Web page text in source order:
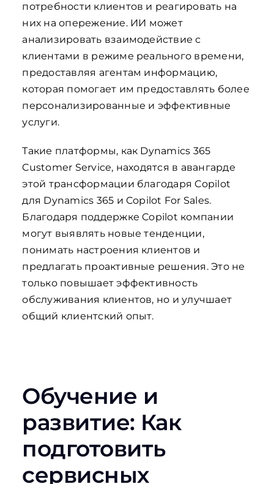
потребности клиентов и реагировать на
них на опережение. ИИ может
анализировать взаимодействие с
клиентами в режиме реального времени,
предоставляя агентам информацию,
которая помогает им предоставлять более
персонализированные и эффективные
услуги.
Такие платформы, как Dynamics 365
Customer Service, находятся в авангарде
этой трансформации благодаря Copilot
для Dynamics 365 и Copilot For Sales.
Благодаря поддержке Copilot компании
могут выявлять новые тенденции,
понимать настроения клиентов и
предлагать проактивные решения. Это не
только повышает эффективность
обслуживания клиентов, но и улучшает
общий клиентский опыт.
Обучение и
развитие: Как
подготовить
сервисных